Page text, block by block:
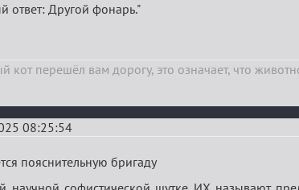
ответ: Другой фонарь."
кот перешёл вам дорогу, это означает, что
08:25:54
пояснительную бригаду